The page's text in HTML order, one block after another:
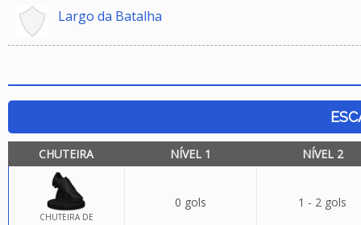
Largo da Batalha
CHUTEIRA NÍVEL 1 NÍVEL 2
CHUTEIRA DE
0 gols 1 - 2 gols